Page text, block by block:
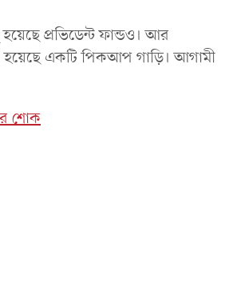
হয়েছে প্রভিডেন্ট ফান্ডও। আর
হয়েছে একটি পিকআপ গাড়ি। আগামী
শোক